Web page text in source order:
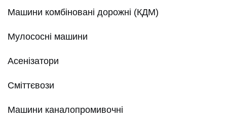
Машини комбіновані дорожні (КДМ)
Мулососні машини
Асенізатори
Сміттєвози
Машини каналопромивочні